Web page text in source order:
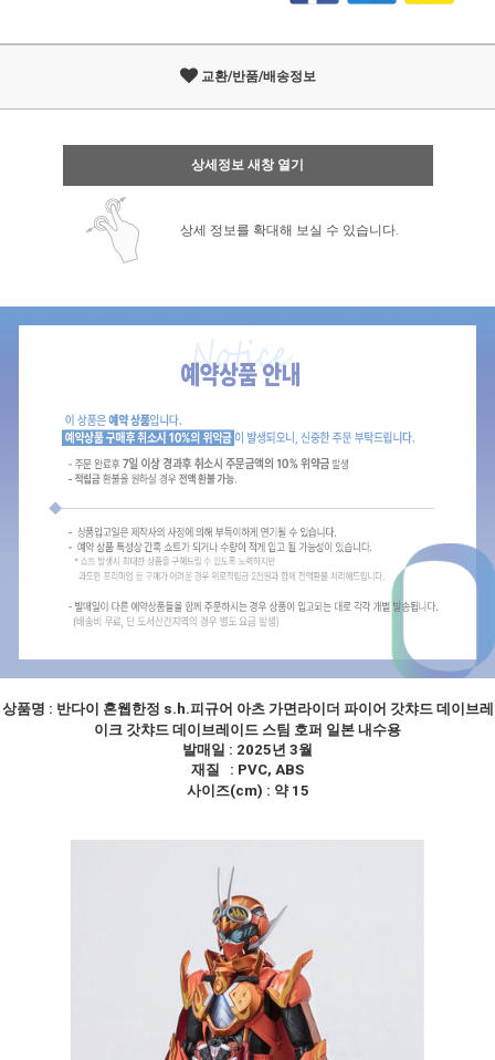
교환/반품/배송정보
상세정보 새창 열기
상세 정보를 확대해 보실 수 있습니다.
상품명 : 반다이 혼웹한정 s.h.피규어 아츠 가면라이더 파이어 갓챠드 데이브레
이크 갓챠드 데이브레이드 스팀 호퍼 일본 내수용
발매일 : 2025년 3월
재질 : PVC, ABS
사이즈(cm) : 약 15